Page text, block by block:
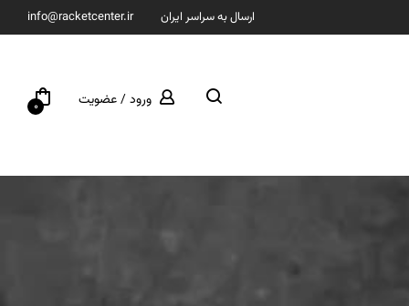
ارسال به سراسر ایران info@racketcenter.ir
ورود / عضویت 0